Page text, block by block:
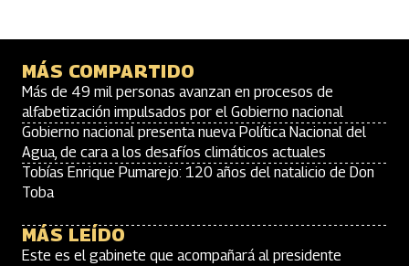
MÁS COMPARTIDO
Más de 49 mil personas avanzan en procesos de
alfabetización impulsados por el Gobierno nacional
Gobierno nacional presenta nueva Política Nacional del
Agua, de cara a los desafíos climáticos actuales
Tobías Enrique Pumarejo: 120 años del natalicio de Don
Toba
MÁS LEÍDO
Este es el gabinete que acompañará al presidente